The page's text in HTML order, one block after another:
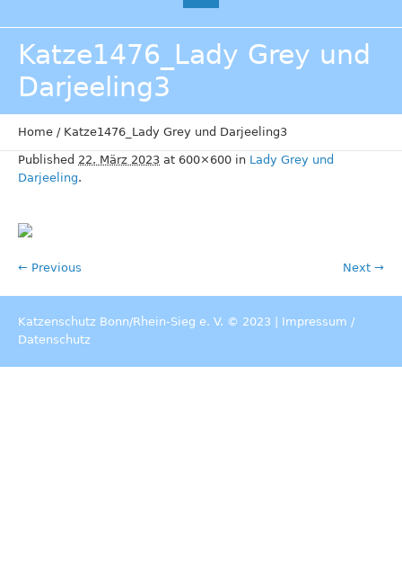
Katze1476_Lady Grey und
Darjeeling3
Home / Katze1476_Lady Grey und Darjeeling3
Published 22. März 2023 at 600×600 in Lady Grey und
Darjeeling.
← Previous Next →
Katzenschutz Bonn/Rhein-Sieg e. V. © 2023 | Impressum /
Datenschutz